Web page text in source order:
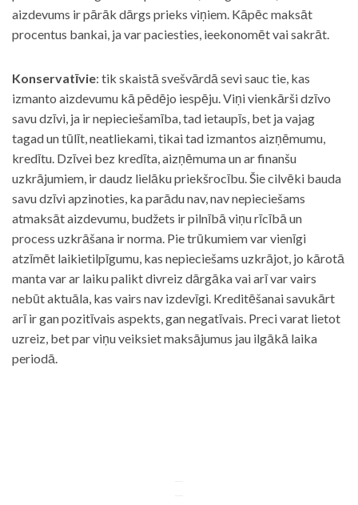
aizdevums ir pārāk dārgs prieks viņiem. Kāpēc maksāt
procentus bankai, ja var paciesties, ieekonomēt vai sakrāt.
Konservatīvie: tik skaistā svešvārdā sevi sauc tie, kas
izmanto aizdevumu kā pēdējo iespēju. Viņi vienkārši dzīvo
savu dzīvi, ja ir nepieciešamība, tad ietaupīs, bet ja vajag
tagad un tūlīt, neatliekami, tikai tad izmantos aizņēmumu,
kredītu. Dzīvei bez kredīta, aizņēmuma un ar finanšu
uzkrājumiem, ir daudz lielāku priekšrocību. Šie cilvēki bauda
savu dzīvi apzinoties, ka parādu nav, nav nepieciešams
atmaksāt aizdevumu, budžets ir pilnībā viņu rīcībā un
process uzkrāšana ir norma. Pie trūkumiem var vienīgi
atzīmēt laikietilpīgumu, kas nepieciešams uzkrājot, jo kārotā
manta var ar laiku palikt divreiz dārgāka vai arī var vairs
nebūt aktuāla, kas vairs nav izdevīgi. Kreditēšanai savukārt
arī ir gan pozitīvais aspekts, gan negatīvais. Preci varat lietot
uzreiz, bet par viņu veiksiet maksājumus jau ilgākā laika
periodā.